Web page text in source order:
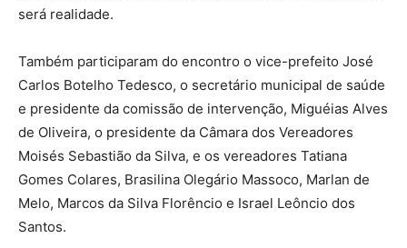
será realidade.
Também participaram do encontro o vice-prefeito José
Carlos Botelho Tedesco, o secretário municipal de saúde
e presidente da comissão de intervenção, Miguéias Alves
de Oliveira, o presidente da Câmara dos Vereadores
Moisés Sebastião da Silva, e os vereadores Tatiana
Gomes Colares, Brasilina Olegário Massoco, Marlan de
Melo, Marcos da Silva Florêncio e Israel Leôncio dos
Santos.